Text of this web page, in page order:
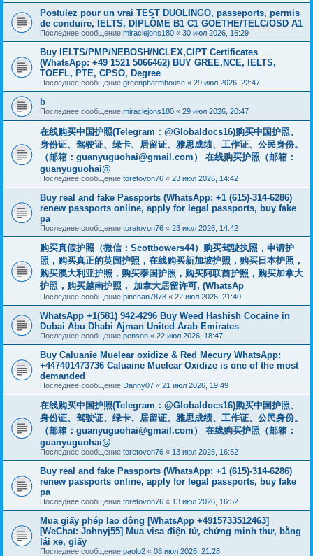
Postulez pour un vrai TEST DUOLINGO, passeports, permis
de conduire, IELTS, DIPLÔME B1 C1 GOETHE/TELC/OSD A1
Последнее сообщение miraclejons180 « 30 июл 2026, 16:29
Buy IELTS/PMP/NEBOSH/NCLEX,CIPT Certificates
(WhatsApp: +49 1521 5066462) BUY GREE,NCE, IELTS,
TOEFL, PTE, CPSO, Degree
Последнее сообщение greenpharmhouse « 29 июл 2026, 22:47
b
Последнее сообщение miraclejons180 « 29 июл 2026, 20:47
在线购买中国护照(Telegram：@Globaldocs16)购买中国护照、
身份证、驾驶证、绿卡、居留证、雅思成绩、工作证、公民身份。
（邮箱： guanyuguohai@gmail.com ） 在线购买护照（邮箱：
guanyuguohai@
Последнее сообщение toretovon76 « 23 июл 2026, 14:42
Buy real and fake Passports (WhatsApp: +1 (615)-314-6286)
renew passports online, apply for legal passports, buy fake
pa
Последнее сообщение toretovon76 « 23 июл 2026, 14:42
购买真假护照（微信：Scottbowers44）购买驾驶执照，申请护
照，购买真正的英国护照，在线购买新加坡护照，购买日本护照，
购买澳大利亚护照，购买泰国护照，购买阿联酋护照，购买加拿大
护照，购买越南护照， 加拿大居留许可, (WhatsAp
Последнее сообщение pinchan7878 « 22 июл 2026, 21:40
WhatsApp +1(581) 942-4296 Buy Weed Hashish Cocaine in
Dubai Abu Dhabi Ajman United Arab Emirates
Последнее сообщение penson « 22 июл 2026, 18:47
Buy Caluanie Muelear oxidize & Red Mecury WhatsApp:
+447401473736 Caluaine Muelear Oxidize is one of the most
demanded
Последнее сообщение Danny07 « 21 июл 2026, 19:49
在线购买中国护照(Telegram：@Globaldocs16)购买中国护照、
身份证、驾驶证、绿卡、居留证、雅思成绩、工作证、公民身份。
（邮箱： guanyuguohai@gmail.com ） 在线购买护照（邮箱：
guanyuguohai@
Последнее сообщение toretovon76 « 13 июл 2026, 16:52
Buy real and fake Passports (WhatsApp: +1 (615)-314-6286)
renew passports online, apply for legal passports, buy fake
pa
Последнее сообщение toretovon76 « 13 июл 2026, 16:52
Mua giấy phép lao động [WhatsApp +4915733512463]
[WeChat: Johnyj55] Mua visa điện tử, chứng minh thư, bằng
lái xe, giấy
Последнее сообщение paolo2 « 08 июл 2026, 21:28